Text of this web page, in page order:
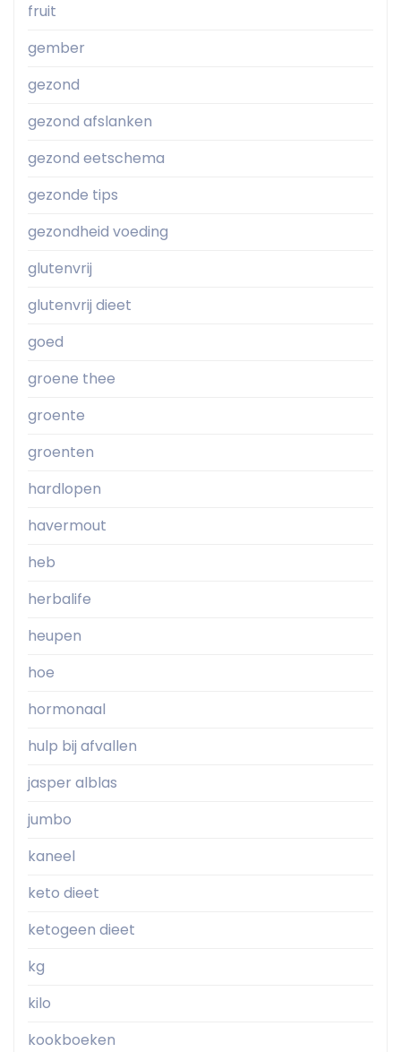
fruit
gember
gezond
gezond afslanken
gezond eetschema
gezonde tips
gezondheid voeding
glutenvrij
glutenvrij dieet
goed
groene thee
groente
groenten
hardlopen
havermout
heb
herbalife
heupen
hoe
hormonaal
hulp bij afvallen
jasper alblas
jumbo
kaneel
keto dieet
ketogeen dieet
kg
kilo
kookboeken